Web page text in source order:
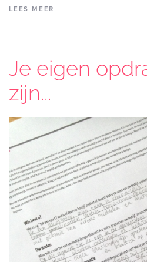
LEES MEER
Je eigen
zijn...